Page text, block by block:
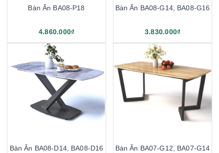
Bàn Ăn BA08-P18
4.860.000₫
Bàn Ăn BA08-G14, BA08-G16
3.830.000₫
Bàn Ăn BA08-D14, BA08-D16 Bàn Ăn BA07-G12, BA07-G14